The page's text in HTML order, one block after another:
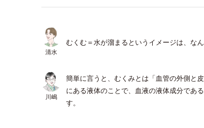
清水
むくむ＝水が溜まるというイメージは、な
川嶋
簡単に言うと、むくみとは「血管の外側と
にある液体のことで、血液の液体成分であ
す。